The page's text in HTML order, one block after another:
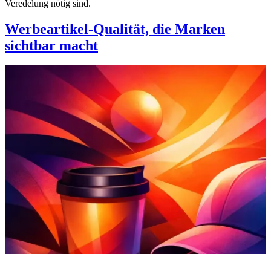
Veredelung nötig sind.
Werbeartikel-Qualität, die Marken
sichtbar macht